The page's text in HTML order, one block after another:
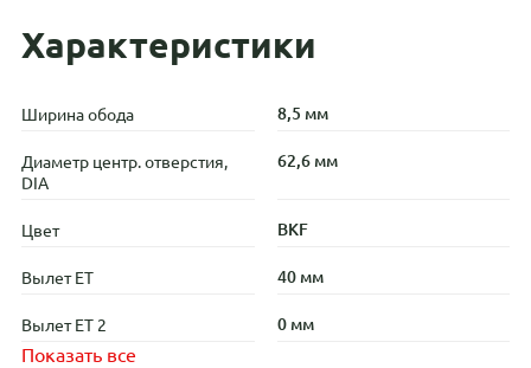
Характеристики
Ширина обода 8,5 мм
Диаметр центр. отверстия,
DIA
62,6 мм
Цвет BKF
Вылет ET 40 мм
Вылет ET 2 0 мм
Показать все